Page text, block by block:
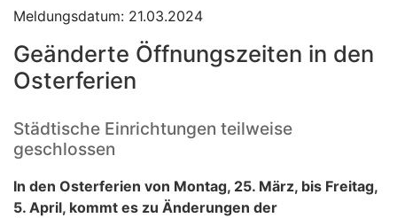
Meldungsdatum: 21.03.2024
Geänderte Öffnungszeiten in den
Osterferien
Städtische Einrichtungen teilweise
geschlossen
In den Osterferien von Montag, 25. März, bis Freitag,
5. April, kommt es zu Änderungen der